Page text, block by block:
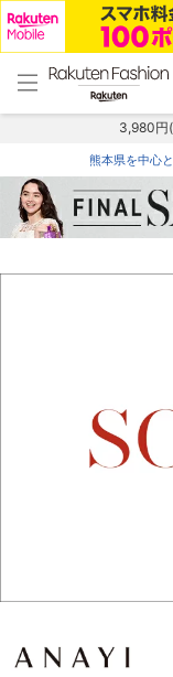
menu home
トップ
3,980円
熊本県を中心